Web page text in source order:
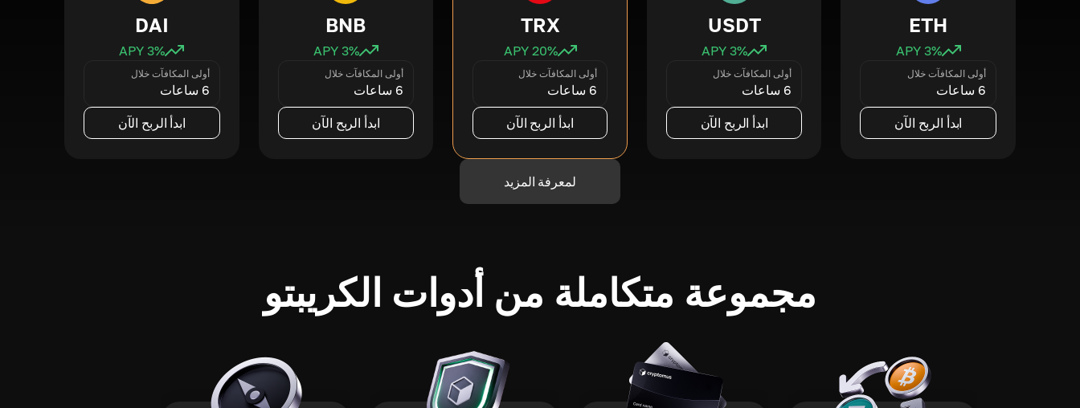
ETH
3% APY
أولى المكافآت خلال
6 ساعات
ابدأ الربح الآن
USDT
3% APY
أولى المكافآت خلال
6 ساعات
ابدأ الربح الآن
TRX
20% APY
أولى المكافآت خلال
6 ساعات
ابدأ الربح الآن
BNB
3% APY
أولى المكافآت خلال
6 ساعات
ابدأ الربح الآن
DAI
3% APY
أولى المكافآت خلال
6 ساعات
ابدأ الربح الآن
لمعرفة المزيد
مجموعة متكاملة من أدوات الكريبتو